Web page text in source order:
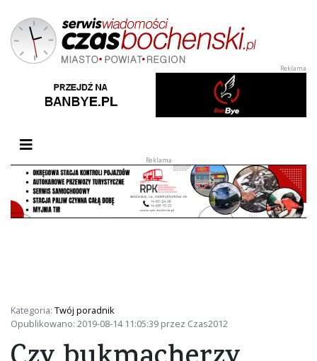
Przełącz nawigację
Kategoria: Twój poradnik
Opublikowano: 2019-08-14 11:05:39 przez Czas2012